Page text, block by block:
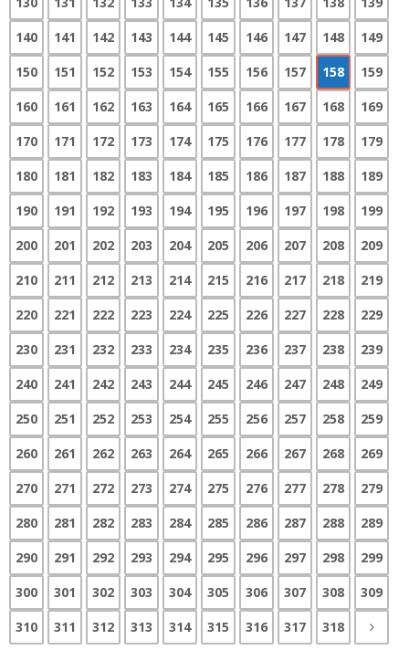
140
141 142 143 144 145 146 147 148
149
150
151 152 153 154 155 156 157 158
159
160
161 162 163 164 165 166 167 168
169
170
171 172 173 174 175 176 177 178
179
180
181 182 183 184 185 186 187 188
189
190
191 192 193 194 195 196 197 198
199
200
201 202 203 204 205 206 207 208
209
210
211 212 213 214 215 216 217 218
219
220
221 222 223 224 225 226 227 228
229
230
231 232 233 234 235 236 237 238
239
240
241 242 243 244 245 246 247 248
249
250
251 252 253 254 255 256 257 258
259
260
261 262 263 264 265 266 267 268
269
270
271 272 273 274 275 276 277 278
279
280
281 282 283 284 285 286 287 288
289
290
291 292 293 294 295 296 297 298
299
300
301 302 303 304 305 306 307 308
309
310
311 312 313 314 315 316 317 318